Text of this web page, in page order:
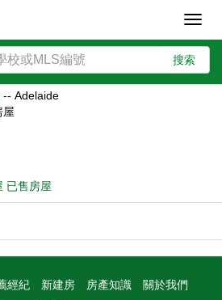
搜索
-- Adelaide
屋
已售房屋
經紀 新建房 房產知識
關於我們